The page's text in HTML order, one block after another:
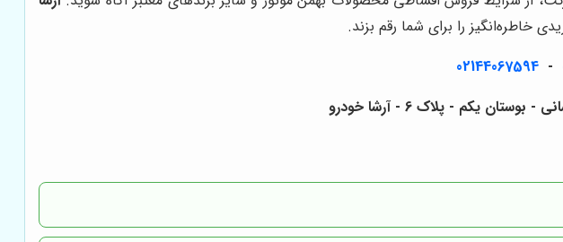
خاطره‌انگیز را برای شما رقم بزند.
-
02144067594
یکم - پلاک 6 - آرشا خودرو